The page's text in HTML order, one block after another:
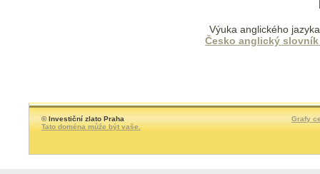
Výuka anglického
Česko anglický
©Investiční zlato Praha
Tato doména může být vaše.
Grafy